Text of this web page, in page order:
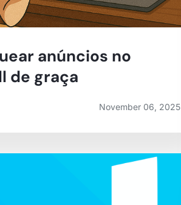
anúncios no
de graça
November 06, 2025